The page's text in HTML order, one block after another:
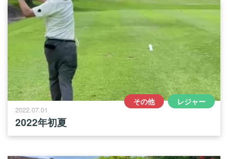
2022.07.01
2022年初夏
その他 レジャー